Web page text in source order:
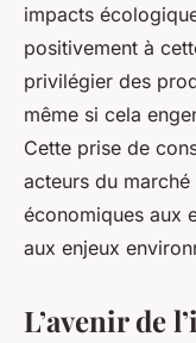
impacts
positivement à
privilégier des
même si cela
Cette prise de
acteurs du
économiques aux
aux enjeux
L’avenir de